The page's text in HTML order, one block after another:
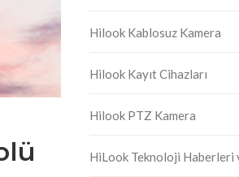
Hilook Kablosuz Kamera
Hilook Kayıt Cihazları
Hilook PTZ Kamera
HiLook Teknoloji Haberleri